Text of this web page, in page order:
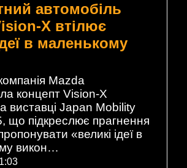
автомобіль
X втілює
в маленькому
Mazda
концепт Vision-X
виставці Japan Mobility
що підкреслює прагнення
«великі ідеї в
викон…